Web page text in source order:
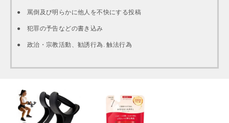
● 罵倒及び明らかに他人を不快にする投稿
● 犯罪の予告などの書き込み
● 政治・宗教活動、勧誘行為. 触法行為